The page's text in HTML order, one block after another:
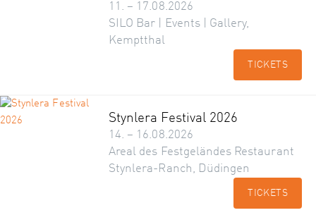
11. – 17.08.2026
SILO Bar | Events | Gallery,
Kemptthal
TICKETS
Stynlera Festival 2026
14. – 16.08.2026
Areal des Festgeländes Restaurant
Stynlera-Ranch, Düdingen
TICKETS